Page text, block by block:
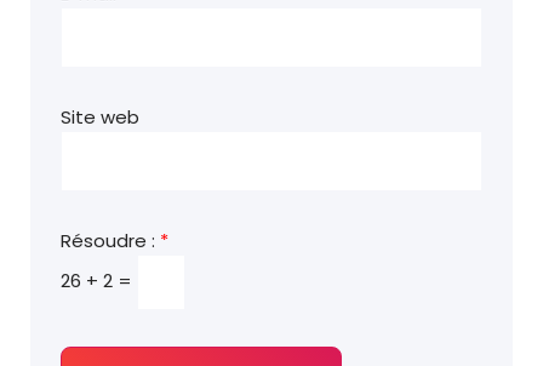
Site web
Résoudre : *
26 + 2 =